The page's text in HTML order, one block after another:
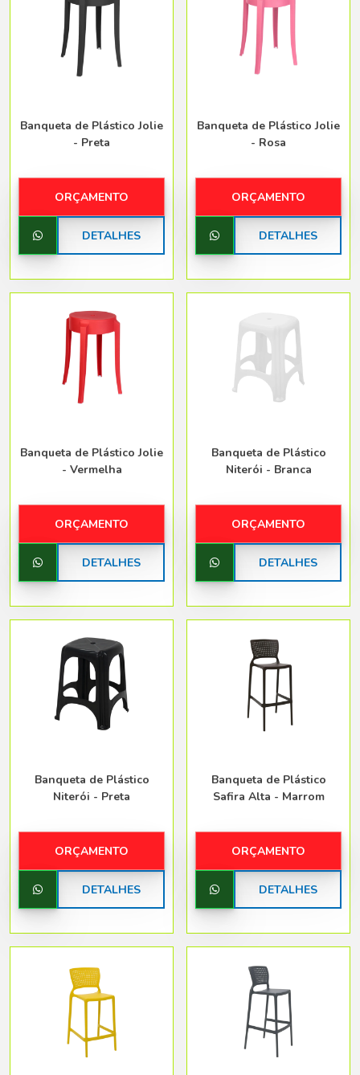
Banqueta de Plástico Jolie
- Preta
ORÇAMENTO
DETALHES
Banqueta de Plástico Jolie
- Rosa
ORÇAMENTO
DETALHES
Banqueta de Plástico Jolie
- Vermelha
ORÇAMENTO
DETALHES
Banqueta de Plástico
Niterói - Branca
ORÇAMENTO
DETALHES
Banqueta de Plástico
Niterói - Preta
ORÇAMENTO
DETALHES
Banqueta de Plástico
Safira Alta - Marrom
ORÇAMENTO
DETALHES